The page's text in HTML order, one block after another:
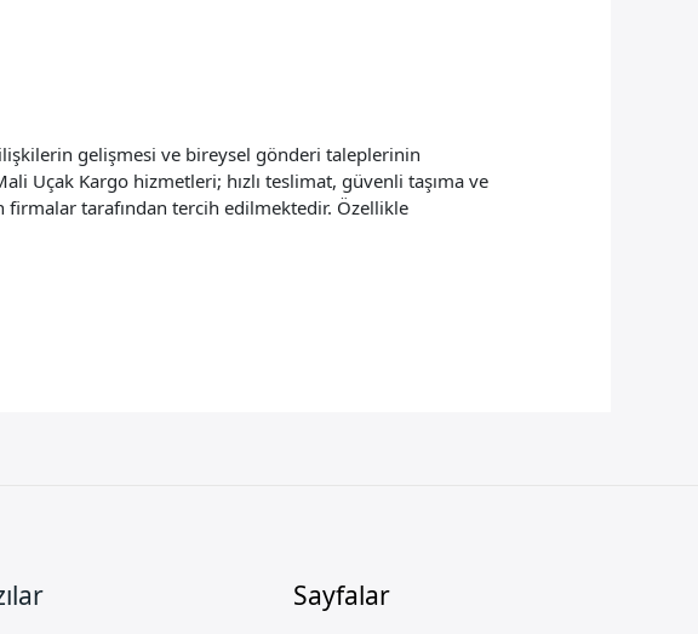
gelişmesi ve bireysel gönderi taleplerinin
Uçak Kargo hizmetleri; hızlı teslimat, güvenli taşıma ve
tarafından tercih edilmektedir. Özellikle
Sayfalar